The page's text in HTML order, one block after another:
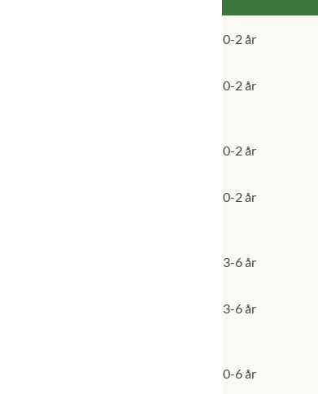
0-2 år
0-2 år
0-2 år
0-2 år
3-6 år
3-6 år
0-6 år